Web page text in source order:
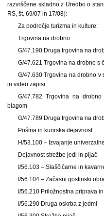
razvrščene skladno z Uredbo o
RS, št. 69/07 in 17/08):
Za področje turizma in kulture:
Trgovina na drobno
G/47.190 Druga trgovina na
G/47.621 Trgovina na drobno s
G/47.630 Trgovina na drobno
in video zapisi
G/47.782 Trgovina na
blagom
G/47.789 Druga trgovina na
Poštna in kurirska dejavnost
H/53.100 – Izvajanje
Dejavnost strežbe jedi in pijač
I/56.103 – Slaščičarne in
I/56.104 – Začasni gostinski
I/56.210 Priložnostna priprava
I/56.290 Druga oskrba z jedmi